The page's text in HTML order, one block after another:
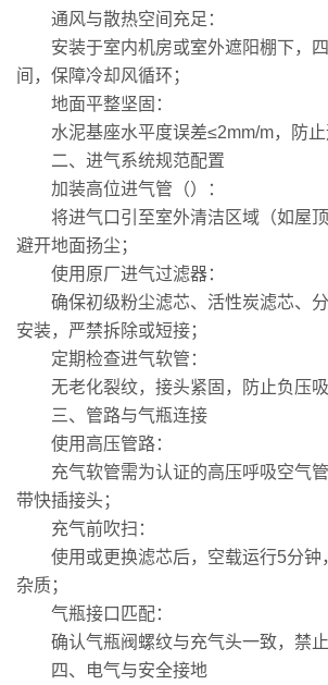
通风与散热空间充足：
安装于室内机房或室外遮阳棚下，四
间，保障冷却风循环；
地面平整坚固：
水泥基座水平度误差≤2mm/m，防止
二、进气系统规范配置
加装高位进气管（）：
将进气口引至室外清洁区域（如屋顶
避开地面扬尘；
使用原厂进气过滤器：
确保初级粉尘滤芯、活性炭滤芯、分
安装，严禁拆除或短接；
定期检查进气软管：
无老化裂纹，接头紧固，防止负压吸
三、管路与气瓶连接
使用高压管路：
充气软管需为认证的高压呼吸空气管
带快插接头；
充气前吹扫：
使用或更换滤芯后，空载运行5分钟
杂质；
气瓶接口匹配：
确认气瓶阀螺纹与充气头一致，禁止
四、电气与安全接地